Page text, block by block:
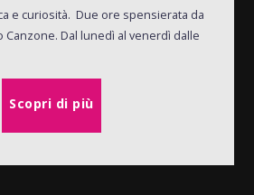
e curiosità. Due ore spensierata da
Canzone. Dal lunedì al venerdì dalle
Scopri di più